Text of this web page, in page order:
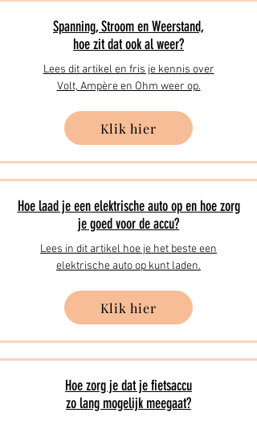
Spanning, Stroom en Weerstand,
hoe zit dat ook al weer?
Lees dit artikel en fris je kennis over
Volt, Ampère en Ohm weer op.
Klik hier
Hoe laad je een elektrische auto op en hoe zorg
je goed voor de accu?
Lees in dit artikel hoe je het beste een
elektrische auto op kunt laden.
Klik hier
Hoe zorg je dat je fietsaccu
zo lang mogelijk meegaat?